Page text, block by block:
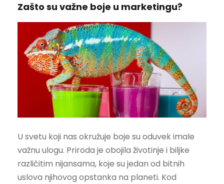
Zašto su važne boje u marketingu?
U svetu koji nas okružuje boje su oduvek imale
važnu ulogu. Priroda je obojila životinje i biljke
različitim nijansama, koje su jedan od bitnih
uslova njihovog opstanka na planeti. Kod